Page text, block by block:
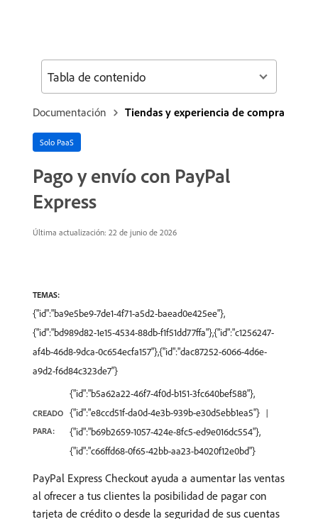
Documentación Tiendas y experiencia de compra
Solo PaaS
Pago y envío con PayPal
Express
Última actualización: 22 de junio de 2026
TEMAS:
{"id":"ba9e5be9-7de1-4f71-a5d2-baead0e425ee"},
{"id":"bd989d82-1e15-4534-88db-f1f51dd77ffa"},{"id":"c1256247-
af4b-46d8-9dca-0c654ecfa157"},{"id":"dac87252-6066-4d6e-
a9d2-f6d84c323de7"}
CREADO
PARA:
{"id":"b5a62a22-46f7-4f0d-b151-3fc640bef588"},
{"id":"e8ccd51f-da0d-4e3b-939b-e30d5ebb1ea5"}
{"id":"b69b2659-1057-424e-8fc5-ed9e016dc554"},
{"id":"c66ffd68-0f65-42bb-aa23-b4020f12e0bd"}
PayPal Express Checkout ayuda a aumentar las ventas
al ofrecer a tus clientes la posibilidad de pagar con
tarjeta de crédito o desde la seguridad de sus cuentas
Tabla de contenido